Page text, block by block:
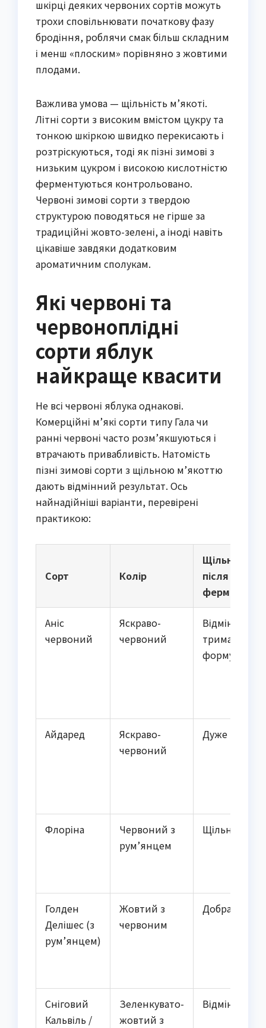
шкірці деяких червоних сортів можуть
трохи сповільнювати початкову фазу
бродіння, роблячи смак більш складним
і менш «плоским» порівняно з жовтими
плодами.
Важлива умова — щільність м’якоті.
Літні сорти з високим вмістом цукру та
тонкою шкіркою швидко перекисають і
розтріскуються, тоді як пізні зимові з
низьким цукром і високою кислотністю
ферментуються контрольовано.
Червоні зимові сорти з твердою
структурою поводяться не гірше за
традиційні жовто-зелені, а іноді навіть
цікавіше завдяки додатковим
ароматичним сполукам.
Які червоні та
червоноплідні
сорти яблук
найкраще квасити
Не всі червоні яблука однакові.
Комерційні м’які сорти типу Гала чи
ранні червоні часто розм’якшуються і
втрачають привабливість. Натомість
пізні зимові сорти з щільною м’якоттю
дають відмінний результат. Ось
найнадійніші варіанти, перевірені
практикою:
Сорт Колір
Щільність
після
ферментації
Аніс
червоний
Яскраво-
червоний
Відмінна,
тримає
форму
Айдаред
Яскраво-
червоний
Дуже щільна
Флоріна
Червоний з
рум’янцем
Щільна
Голден
Делішес (з
рум’янцем)
Жовтий з
червоним
Добра
Сніговий
Кальвіль /
Зеленкувато-
жовтий з
Відмінна